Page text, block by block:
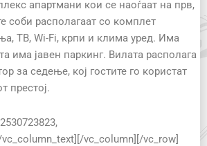
апартмани кои се наоѓаат на прв,
соби располагаат со комплет
ТВ, Wi-Fi, крпи и клима уред. Има
има јавен паркинг. Вилата располага
за седење, кој гостите го користат
престој.
vc_column][/vc_row]